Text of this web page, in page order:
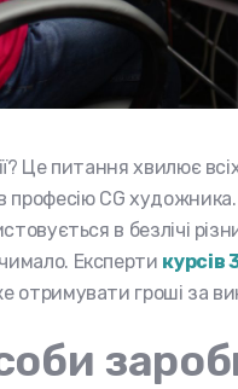
Це питання хвилює
CG художника.
в безлічі
Експерти курсів
гроші за